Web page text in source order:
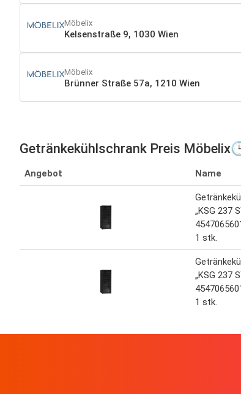
Möbelix
Kelsenstraße 9, 1030 Wien
Möbelix
Brünner Straße 57a, 1210 Wien
Getränkekühlschrank Preis
Angebot Name
„KSG 237
1 stk.
„KSG 237
1 stk.